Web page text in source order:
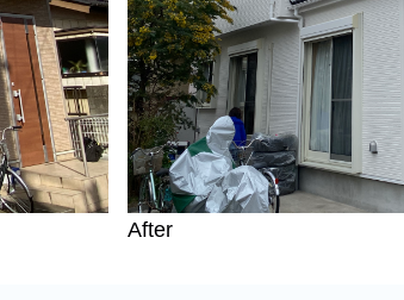
After